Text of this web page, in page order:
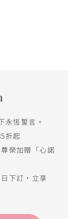
永恆誓言。
折起
榮加贈「心諾
下訂，立享